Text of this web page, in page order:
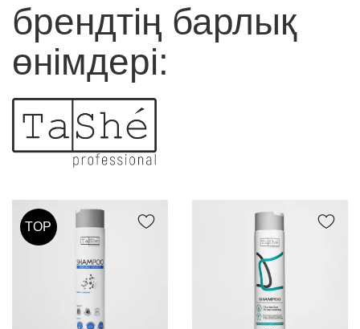
брендтің барлық
өнімдері:
TOP